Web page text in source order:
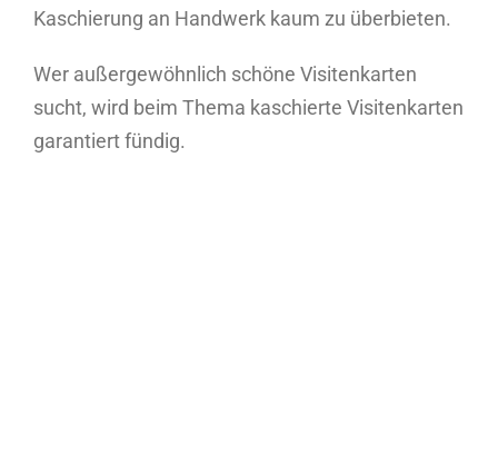
Kaschierung an Handwerk kaum zu überbieten.
Wer außergewöhnlich schöne Visitenkarten
sucht, wird beim Thema kaschierte Visitenkarten
garantiert fündig.